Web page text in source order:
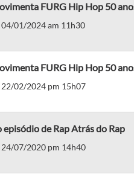
FURG Hip Hop 50
01/2024 am 11h30
FURG Hip Hop 50
02/2024 pm 15h07
de Rap Atrás do Rap
07/2020 pm 14h40